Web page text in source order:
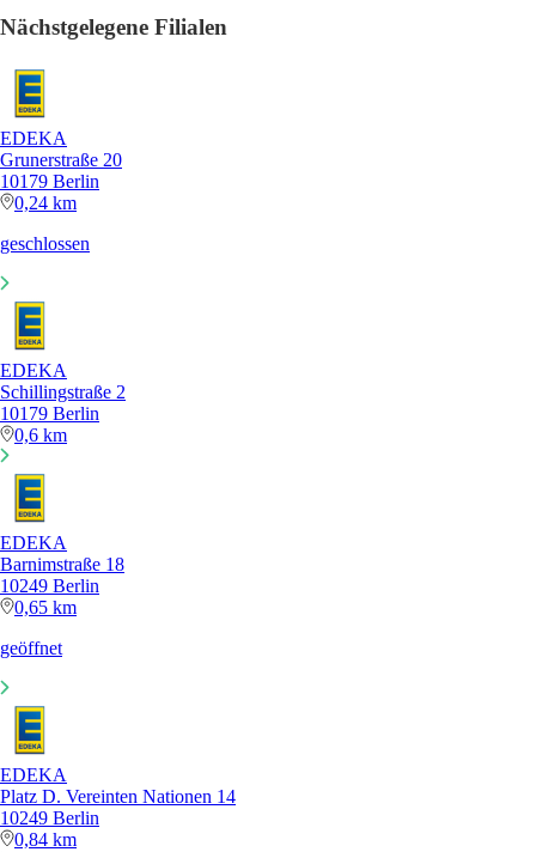
Nächstgelegene Filialen
EDEKA
Grunerstraße 20
10179 Berlin
0,24 km
geschlossen
EDEKA
Schillingstraße 2
10179 Berlin
0,6 km
EDEKA
Barnimstraße 18
10249 Berlin
0,65 km
geöffnet
EDEKA
Platz D. Vereinten Nationen 14
10249 Berlin
0,84 km